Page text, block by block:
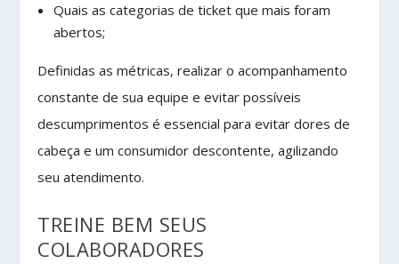
Quais as categorias de ticket que mais foram
abertos;
Definidas as métricas, realizar o acompanhamento
constante de sua equipe e evitar possíveis
descumprimentos é essencial para evitar dores de
cabeça e um consumidor descontente, agilizando
seu atendimento.
TREINE BEM SEUS
COLABORADORES